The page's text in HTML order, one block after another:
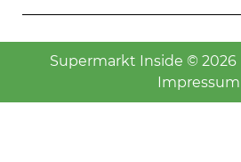
Supermarkt Inside © 2026 |
Impressum